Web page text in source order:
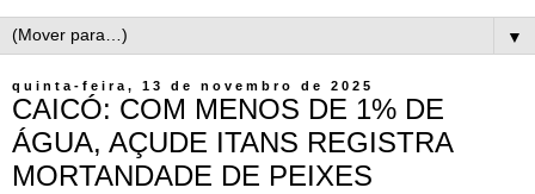
▼
quinta-feira, 13 de novembro de 2025
CAICÓ: COM MENOS DE 1% DE
ÁGUA, AÇUDE ITANS REGISTRA
MORTANDADE DE PEIXES